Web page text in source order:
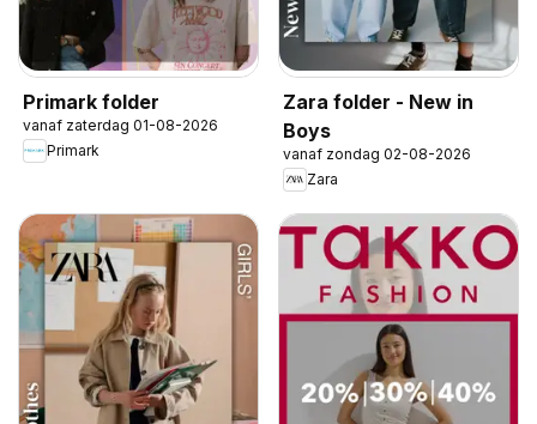
Primark folder
vanaf zaterdag 01-08-2026
Primark
Zara folder - New in
Boys
vanaf zondag 02-08-2026
Zara